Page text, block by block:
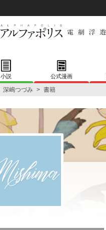
小説 公式漫画
深嶋つづみ > 書籍